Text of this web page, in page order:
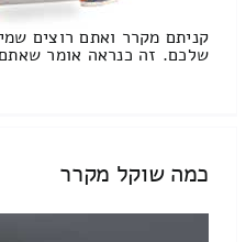
קניתם מקרר ואתם רוצים
שלכם. זה כנראה אומר
כמה שוקל מקרר